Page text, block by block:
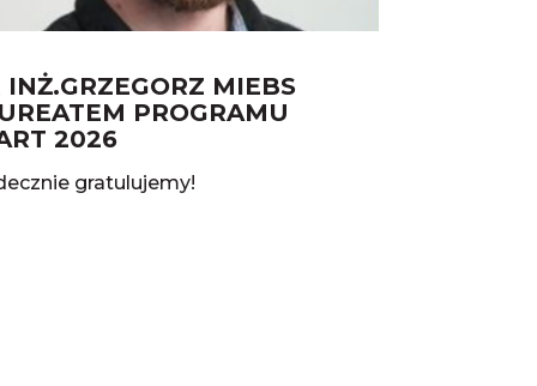
INŻ.GRZEGORZ MIEBS
PROGRAMU
2026
gratulujemy!